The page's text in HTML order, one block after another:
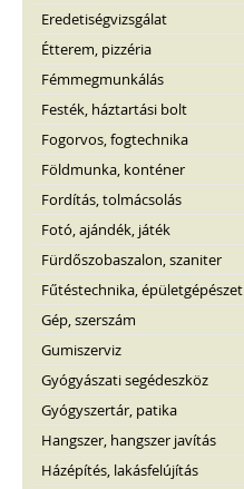
Eredetiségvizsgálat
Étterem, pizzéria
Fémmegmunkálás
Festék, háztartási bolt
Fogorvos, fogtechnika
Földmunka, konténer
Fordítás, tolmácsolás
Fotó, ajándék, játék
Fürdőszobaszalon, szaniter
Fűtéstechnika, épületgépészet
Gép, szerszám
Gumiszerviz
Gyógyászati segédeszköz
Gyógyszertár, patika
Hangszer, hangszer javítás
Házépítés, lakásfelújítás